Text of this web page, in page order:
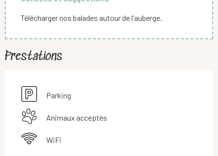
Télécharger nos balades autour de l'auberge.
Prestations
Parking
Animaux acceptés
WiFi